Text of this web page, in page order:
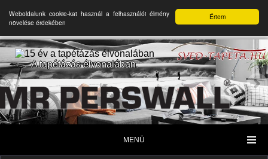
Értem
Weboldalunk cookie-kat használ a felhasználói élmény
növelése érdekében
A tapétázás élvonalában.
MENÜ